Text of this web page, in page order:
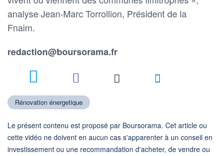
analyse Jean-Marc Torrollion, Président de la
Fnaim.
redaction@boursorama.fr
Rénovation énergetique
Le présent contenu est proposé par Boursorama. Cet article ou
cette vidéo ne doivent en aucun cas s'apparenter à un conseil en
investissement ou une recommandation d'acheter, de vendre ou